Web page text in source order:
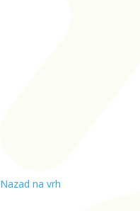
Nazad na vrh